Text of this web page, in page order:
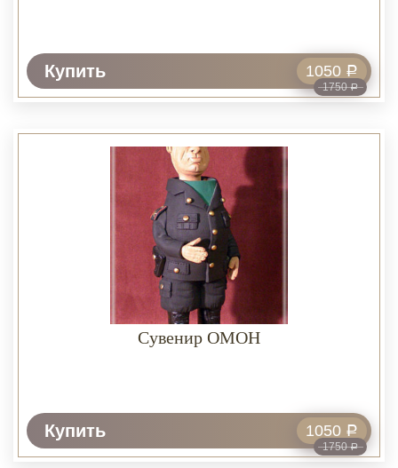
Купить
1750Р
1050 Р
Сувенир ОМОН
Купить
1750Р
1050 Р